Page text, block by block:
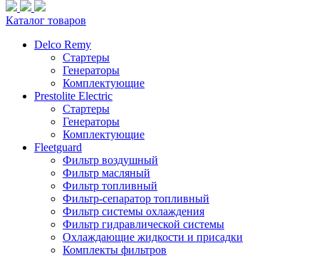
Каталог товаров
Delco Remy
Стартеры
Генераторы
Комплектующие
Prestolite Electric
Стартеры
Генераторы
Комплектующие
Fleetguard
Фильтр воздушный
Фильтр масляный
Фильтр топливный
Фильтр-сепаратор топливный
Фильтр системы охлаждения
Фильтр гидравлической системы
Охлаждающие жидкости и присадки
Комплекты фильтров